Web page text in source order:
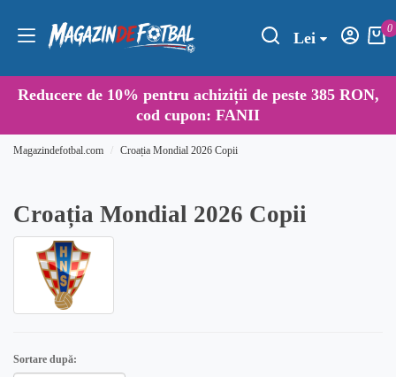
Lei
0
Reducere de 10% pentru achiziții de peste 385 RON,
cod cupon: FANII
Magazindefotbal.com Croația Mondial 2026 Copii
Croația Mondial 2026 Copii
Sortare după: